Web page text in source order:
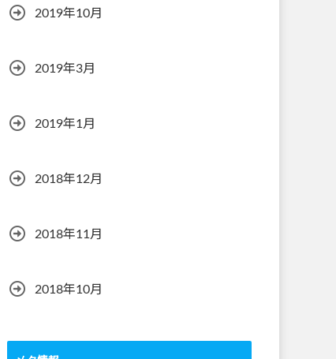
2019年10月
2019年3月
2019年1月
2018年12月
2018年11月
2018年10月